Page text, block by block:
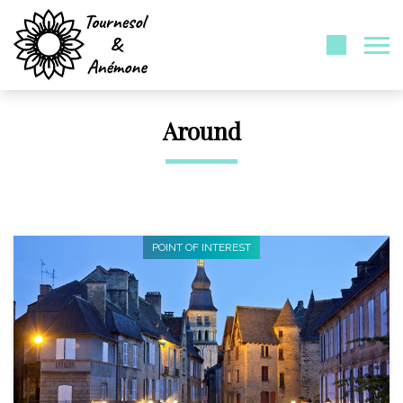
Around
POINT OF INTEREST